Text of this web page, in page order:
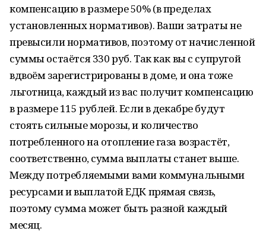
компенсацию в размере 50% (в пределах
установленных нормативов). Ваши затраты не
превысили нормативов, поэтому от начисленной
суммы остаётся 330 руб. Так как вы с супругой
вдвоём зарегистрированы в доме, и она тоже
льготница, каждый из вас получит компенсацию
в размере 115 рублей. Если в декабре будут
стоять сильные морозы, и количество
потребленного на отопление газа возрастёт,
соответственно, сумма выплаты станет выше.
Между потребляемыми вами коммунальными
ресурсами и выплатой ЕДК прямая связь,
поэтому сумма может быть разной каждый
месяц.